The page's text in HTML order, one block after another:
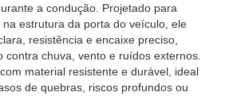
a condução. Projetado para
estrutura da porta do veículo, ele
resistência e encaixe preciso,
contra chuva, vento e ruídos externos.
material resistente e durável, ideal
de quebras, riscos profundos ou